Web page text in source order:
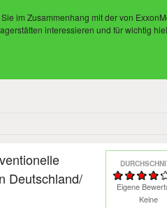
im Zusammenhang mit der von
interessieren und für wichtig
Deutschland/
Eigene
Keine